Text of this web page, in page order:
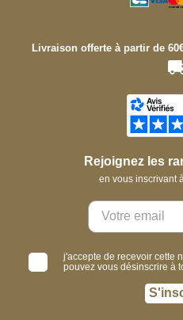
Livraison offerte à partir de
Rejoignez les
en vous inscrivant
j'accepte de recevoir cette
pouvez vous désinscrire à